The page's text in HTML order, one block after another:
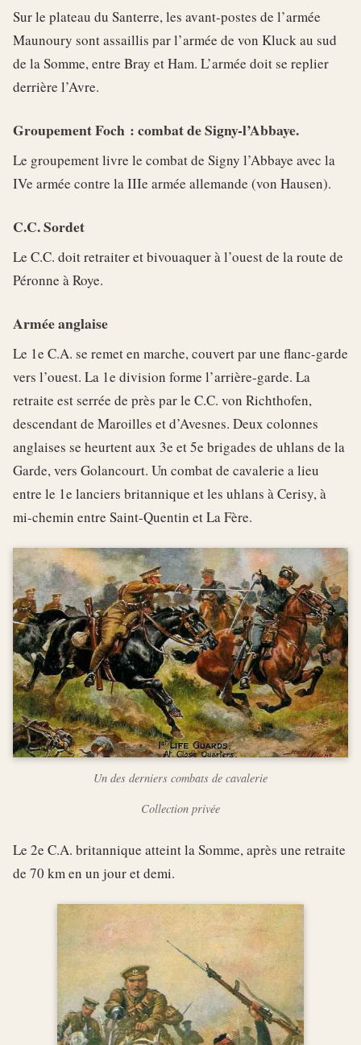
Sur le plateau du Santerre, les avant-postes de l’armée
Maunoury sont assaillis par l’armée de von Kluck au sud
de la Somme, entre Bray et Ham. L’armée doit se replier
derrière l’Avre.
Groupement Foch : combat de Signy-l’Abbaye.
Le groupement livre le combat de Signy l’Abbaye avec la
IVe armée contre la IIIe armée allemande (von Hausen).
C.C. Sordet
Le C.C. doit retraiter et bivouaquer à l’ouest de la route de
Péronne à Roye.
Armée anglaise
Le 1e C.A. se remet en marche, couvert par une flanc-garde
vers l’ouest. La 1e division forme l’arrière-garde. La
retraite est serrée de près par le C.C. von Richthofen,
descendant de Maroilles et d’Avesnes. Deux colonnes
anglaises se heurtent aux 3e et 5e brigades de uhlans de la
Garde, vers Golancourt. Un combat de cavalerie a lieu
entre le 1e lanciers britannique et les uhlans à Cerisy, à
mi-chemin entre Saint-Quentin et La Fère.
Un des derniers combats de cavalerie
Collection privée
Le 2e C.A. britannique atteint la Somme, après une retraite
de 70 km en un jour et demi.